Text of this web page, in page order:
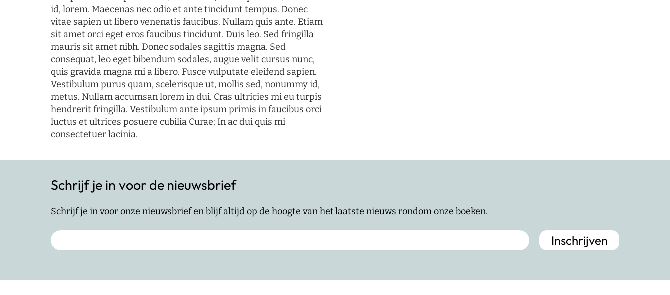
id, lorem. Maecenas nec odio et ante tincidunt tempus. Donec
vitae sapien ut libero venenatis faucibus. Nullam quis ante. Etiam
sit amet orci eget eros faucibus tincidunt. Duis leo. Sed fringilla
mauris sit amet nibh. Donec sodales sagittis magna. Sed
consequat, leo eget bibendum sodales, augue velit cursus nunc,
quis gravida magna mi a libero. Fusce vulputate eleifend sapien.
Vestibulum purus quam, scelerisque ut, mollis sed, nonummy id,
metus. Nullam accumsan lorem in dui. Cras ultricies mi eu turpis
hendrerit fringilla. Vestibulum ante ipsum primis in faucibus orci
luctus et ultrices posuere cubilia Curae; In ac dui quis mi
consectetuer lacinia.
Schrijf je in voor de nieuwsbrief
Schrijf je in voor onze nieuwsbrief en blijf altijd op de hoogte van het laatste nieuws rondom onze boeken.